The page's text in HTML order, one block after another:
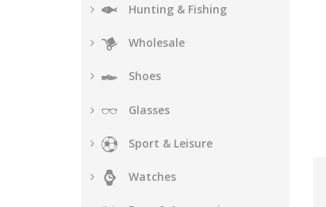
Hunting & Fishing
Wholesale
Shoes
Glasses
Sport & Leisure
Watches